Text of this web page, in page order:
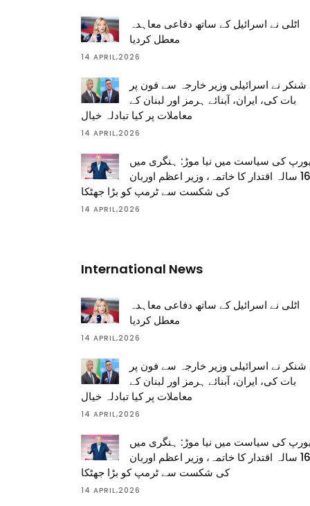
اٹلی نے اسرائیل کے ساتھ دفاعی معاہدہ
معطل کردیا
14 APRIL,2026
نے اسرائیلی وزیر خارجہ سے فون پر
بات کی، ایران، آبنائے ہرمز اور لبنان کے
معاملات پر کیا تبادلہ خیال
14 APRIL,2026
کی سیاست میں نیا موڑ: ہنگری میں
16 سالہ اقتدار کا خاتمہ، وزیر اعظم اوربان
کی شکست سے ٹرمپ کو بڑا جھٹکا
14 APRIL,2026
International News
اٹلی نے اسرائیل کے ساتھ دفاعی معاہدہ
معطل کردیا
14 APRIL,2026
نے اسرائیلی وزیر خارجہ سے فون پر
بات کی، ایران، آبنائے ہرمز اور لبنان کے
معاملات پر کیا تبادلہ خیال
14 APRIL,2026
کی سیاست میں نیا موڑ: ہنگری میں
16 سالہ اقتدار کا خاتمہ، وزیر اعظم اوربان
کی شکست سے ٹرمپ کو بڑا جھٹکا
14 APRIL,2026